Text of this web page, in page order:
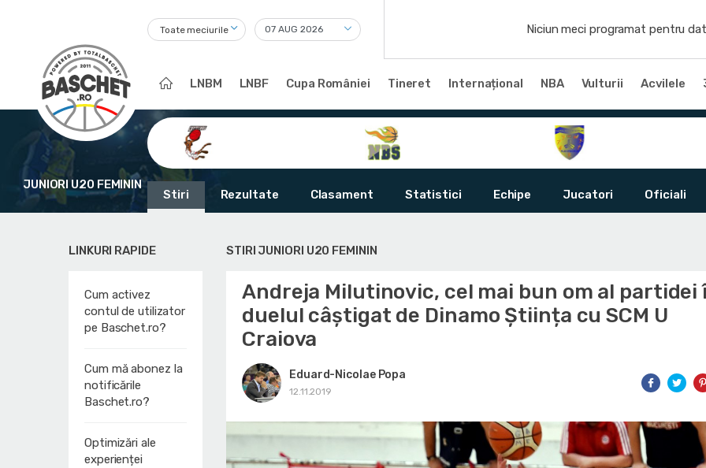
Toate meciurile Niciun meci programat pentru
LNBM LNBF Cupa României Tineret Internațional NBA Vulturii Acvilele
JUNIORI U20 FEMININ
Stiri Rezultate Clasament Statistici Echipe Jucatori Oficiali
LINKURI RAPIDE
Cum activez
contul de utilizator
pe Baschet.ro?
Cum mă abonez la
notificările
Baschet.ro?
Optimizări ale
experienței
STIRI JUNIORI U20 FEMININ
Andreja Milutinovic, cel mai bun om al partidei
duelul câștigat de Dinamo Știința cu SCM U
Craiova
Eduard-Nicolae Popa
12.11.2019